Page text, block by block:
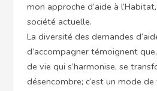
mon approche d’aide à
société actuelle.
La diversité des demandes
d’accompagner témoignent
de vie qui s’harmonise, se
désencombre; c’est un mode de